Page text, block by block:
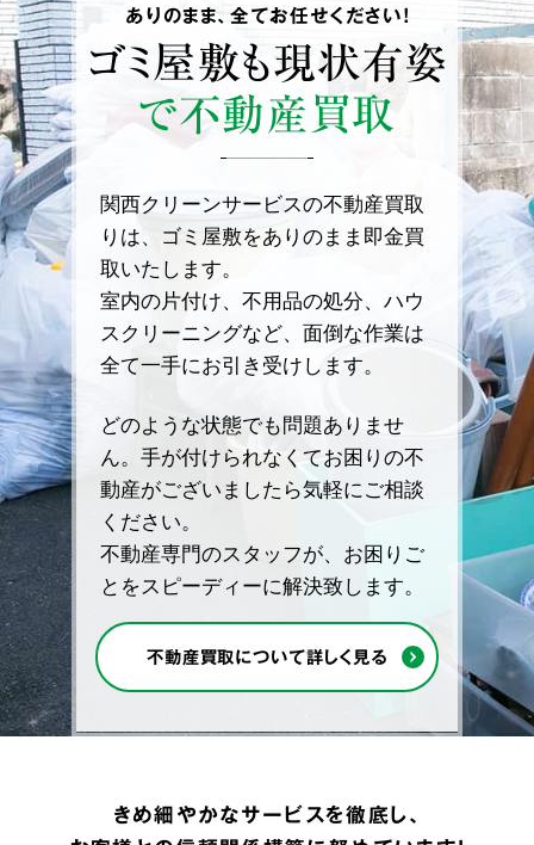
ありのまま、全てお任せください！
ゴミ屋敷も現状有姿
で不動産買取
関西クリーンサービスの不動産買取
りは、ゴミ屋敷をありのまま即金買
取いたします。
室内の片付け、不用品の処分、ハウ
スクリーニングなど、面倒な作業は
全て一手にお引き受けします。
どのような状態でも問題ありませ
ん。手が付けられなくてお困りの不
動産がございましたら気軽にご相談
ください。
不動産専門のスタッフが、お困りご
とをスピーディーに解決致します。
不動産買取について詳しく見る
きめ細やかなサービスを徹底し、